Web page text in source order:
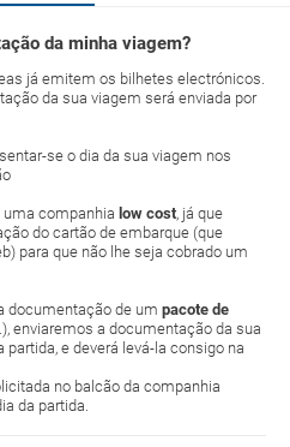
da minha viagem?
já emitem os bilhetes electrónicos.
da sua viagem será enviada por
se o dia da sua viagem nos
uma companhia low cost, já que
do cartão de embarque (que
para que não lhe seja cobrado um
documentação de um pacote de
enviaremos a documentação da sua
e deverá levá-la consigo na
no balcão da companhia
da partida.